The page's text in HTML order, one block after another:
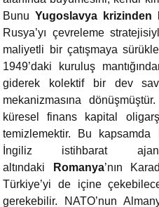
BunuYugoslavya krizinden
Rusya’yı çevreleme
maliyetli bir çatışmaya
1949’daki kuruluş
giderek kolektif bir dev
mekanizmasına
küresel finans kapital
temizlemektir. Bu kapsamda
İngiliz istihbarat
altındaki
Romanya’nın
Türkiye’yi de içine
gerekebilir. NATO’nun